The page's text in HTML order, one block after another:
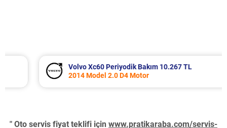
Volvo Xc60 Periyodik Bakım 10.267 TL
2014 Model 2.0 D4 Motor
" Oto servis fiyat teklifi için www.pratikaraba.com/servis-